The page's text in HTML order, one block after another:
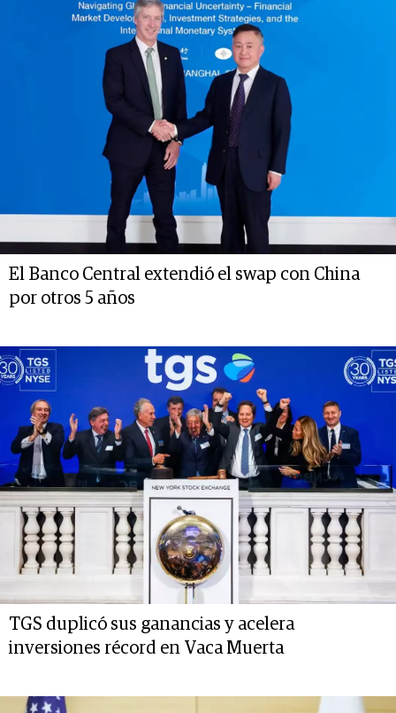
El Banco Central extendió el swap con China
por otros 5 años
TGS duplicó sus ganancias y acelera
inversiones récord en Vaca Muerta